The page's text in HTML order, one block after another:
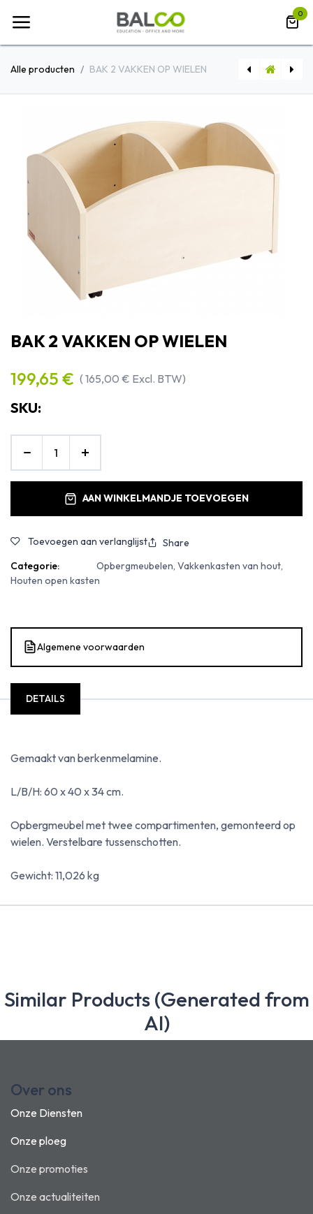
0
Alle producten BAK 2 VAKKEN OP WIELEN
BAK 2 VAKKEN OP WIELEN
199,65 € (165,00 € Excl. BTW)
SKU:
AAN WINKELMANDJE TOEVOEGEN
Toevoegen aan verlanglijst
Share
Categorie:
Opbergmeubelen, Vakkenkasten van hout,
Houten open kasten
Algemene voorwaarden
DETAILS
Gemaakt van berkenmelamine.
L/B/H: 60 x 40 x 34 cm.
Opbergmeubel met twee compartimenten, gemonteerd op
wielen. Verstelbare tussenschotten.
Gewicht: 11,026 kg
Similar Products (Generated from
AI)
Over ons
Onze Diensten
Onze ploeg
Onze promoties
Onze actualiteiten